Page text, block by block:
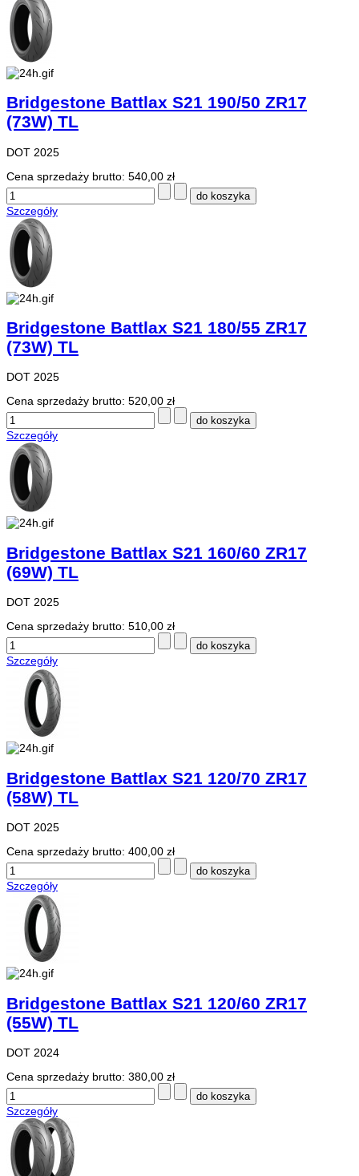
Bridgestone Battlax S21 190/50 ZR17
(73W) TL
DOT 2025
Cena sprzedaży brutto: 540,00 zł
Szczegóły
Bridgestone Battlax S21 180/55 ZR17
(73W) TL
DOT 2025
Cena sprzedaży brutto: 520,00 zł
Szczegóły
Bridgestone Battlax S21 160/60 ZR17
(69W) TL
DOT 2025
Cena sprzedaży brutto: 510,00 zł
Szczegóły
Bridgestone Battlax S21 120/70 ZR17
(58W) TL
DOT 2025
Cena sprzedaży brutto: 400,00 zł
Szczegóły
Bridgestone Battlax S21 120/60 ZR17
(55W) TL
DOT 2024
Cena sprzedaży brutto: 380,00 zł
Szczegóły